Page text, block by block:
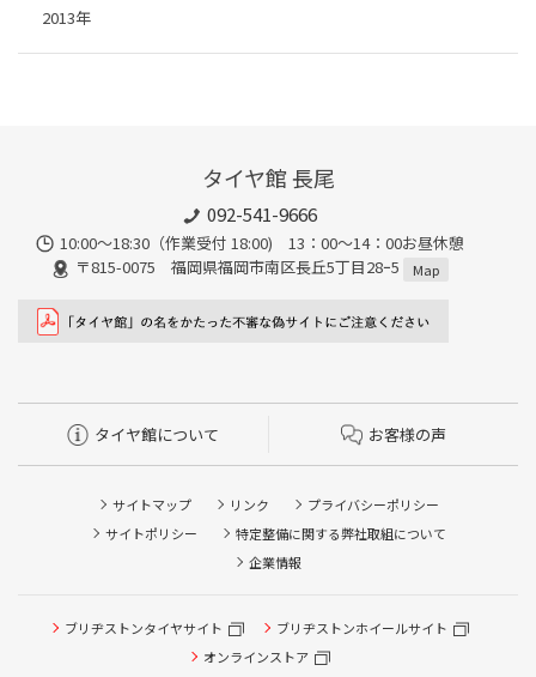
2013年
タイヤ館 長尾
092-541-9666
10:00～18:30（作業受付 18:00) 13：00～14：00お昼休憩
〒815-0075 福岡県福岡市南区長丘5丁目28ｰ5
Map
タイヤ館について お客様の声
サイトマップ リンク
プライバシーポリシー
サイトポリシー
特定整備に関する弊社取組について
企業情報
ブリヂストンタイヤサイト
ブリヂストンホイールサイト
オンラインストア
タイヤ点検・安全点検/タイヤ履き替え/オイル交換/その他
ピット作業の予約